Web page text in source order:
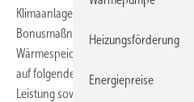
Klimaanlage. Darüber hinaus zeigt
Bonusmaßnahmen, beispielsweise
Wärmespeichers oder eines
auf folgende Parameter ab: Art der
Leistung sowie das verwendete
Heizungsförderung
Energiepreise